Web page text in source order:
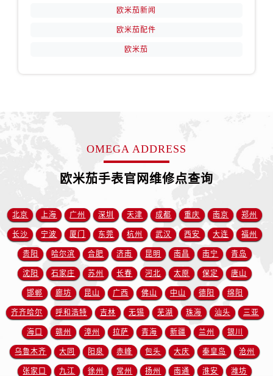
安徽省黄山市屯溪区黄山西路售后服务中心（需提前预约）
福建省南平市建阳区人民西路售后服务中心（需提前预约）
福建省宁德市蕉城区天湖东路售后服务中心（需提前预约）
福建省莆田市城厢区霞林街道荔华东大道售后服务中心（需提前预约）
福建省三明市三元区东乾二路售后服务中心（需提前预约）
福建省漳州市龙文区步港路售后服务中心（需提前预约）
江苏省常州市新北区龙锦路1590号现代传媒中心5号楼10层1008室售后服务中心（需提前预约）
江苏省淮安市清江浦区淮海北路售后服务中心（需提前预约）
江苏省连云港市海州区通灌北路售后服务中心（需提前预约）
江苏省南京市秦淮区中山南路1号南京中心22层22-C1-C3室售后服务中心（需提前预约）
江苏省宿迁市宿城区西湖路售后服务中心（需提前预约）
欧米茄新闻
欧米茄配件
欧米茄
OMEGA ADDRESS
欧米茄手表官网维修点查询
北京 上海 广州 深圳 天津 成都 重庆 南京 郑州
长沙 宁波 厦门 东莞 杭州 武汉 西安 大连 福州
贵阳 哈尔滨 合肥 济南 昆明 南昌 南宁 青岛
沈阳 石家庄 苏州 长春 河北 太原 保定 唐山
邯郸 廊坊 昆山 广西 佛山 中山 德阳 绵阳
齐齐哈尔 呼和浩特 吉林 无锡 芜湖 珠海 汕头 三亚
海口 赣州 漳州 拉萨 青海 新疆 兰州 银川
乌鲁木齐 大同 阳泉 赤峰 包头 大庆 秦皇岛 沧州
张家口 九江 徐州 常州 扬州 南通 淮安 潍坊